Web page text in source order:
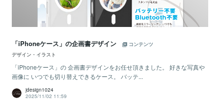
「iPhoneケース」の企画書デザイン
コンテンツ
デザイン・イラスト
「iPhoneケース」の 企画書デザインをお任せ頂きました。 好きな写真や
画像に いつでも切り替えできるケース。 バッテ...
jdesign1024
2025/11/02 11:59